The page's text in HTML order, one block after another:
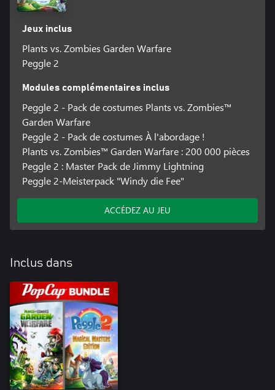
Jeux inclus
Plants vs. Zombies Garden Warfare
Peggle 2
Modules complémentaires inclus
Peggle 2 - Pack de costumes Plants vs. Zombies™
Garden Warfare
Peggle 2 - Pack de costumes À l'abordage !
Plants vs. Zombies™ Garden Warfare : 200 000 pièces
Peggle 2 : Master Pack de Jimmy Lightning
Peggle 2-Meisterpack "Windy die Fee"
ACCÉDEZ AU JEU
Inclus dans